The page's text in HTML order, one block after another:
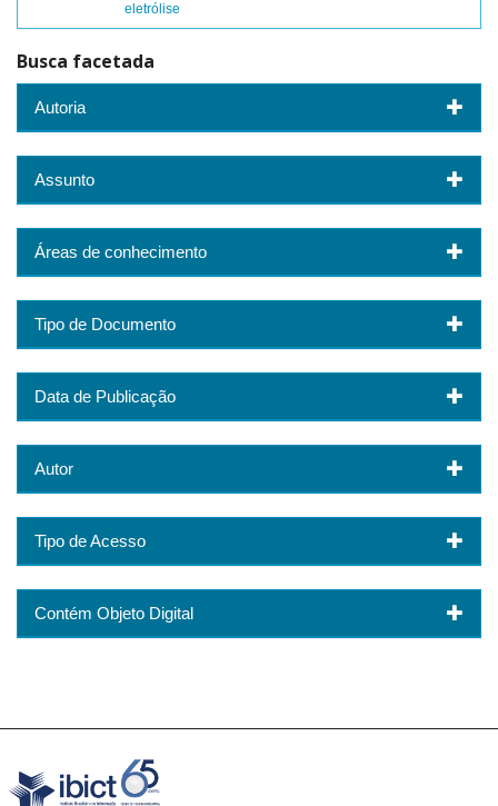
eletrólise
Busca facetada
Autoria
Assunto
Áreas de conhecimento
Tipo de Documento
Data de Publicação
Autor
Tipo de Acesso
Contém Objeto Digital